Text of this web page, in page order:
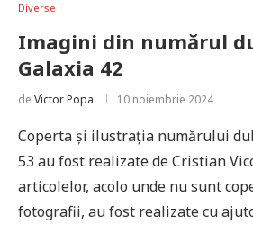
Diverse
Imagini din numărul
Galaxia 42
de Victor Popa 10 noiembrie 2024
Coperta și ilustrația numărului
53 au fost realizate de Cristian
articolelor, acolo unde nu sunt
fotografii, au fost realizate cu